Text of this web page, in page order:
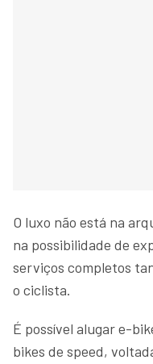
O luxo não está na
na possibilidade de
serviços completos
o ciclista.
É possível alugar e-
bikes de speed,